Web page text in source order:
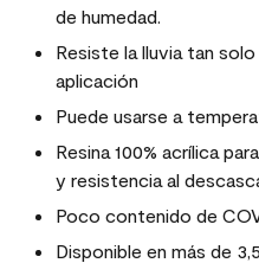
de humedad.
Resiste la lluvia tan
aplicación
Puede usarse a
Resina 100% acrílica
y resistencia al
Poco contenido de
Disponible en más de